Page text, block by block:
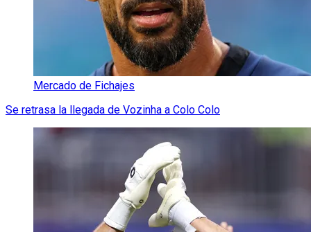
Mercado de Fichajes
Se retrasa la llegada de Vozinha a Colo Colo